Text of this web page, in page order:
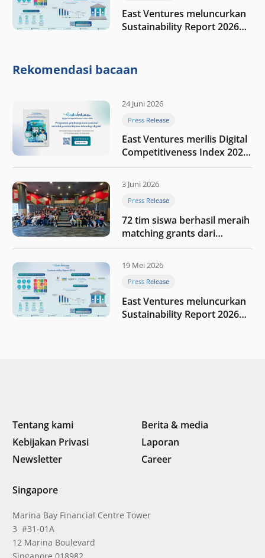
East Ventures meluncurkan
Sustainability Report 2026
nilai melalui kedisiplinan”
Rekomendasi bacaan
24 Juni 2026
Press Release
East Ventures merilis Digital
Competitiveness Index 2026,
menyoroti fase transformasi
digital Indonesia selanjutnya
3 Juni 2026
Press Release
72 tim siswa berhasil meraih
matching grants dari
program My First $1000
19 Mei 2026
Press Release
East Ventures meluncurkan
Sustainability Report 2026
Tentang kami
Berita & media
Kebijakan Privasi
Laporan
Newsletter
Career
Singapore
Marina Bay Financial Centre Tower
3 #31-01A
12 Marina Boulevard